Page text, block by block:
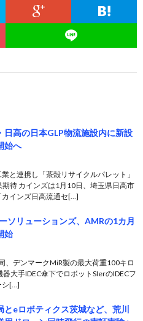
日高の日本GLP物流施設内に新設
始へ
と連携し「茶殻リサイクルパレット」
待 カインズは1月10日、埼玉県日高市
インズ日高流通セ[…]
ソリューションズ、AMRの1カ月
始
、デンマークMiR製の最大荷重100キロ
大手IDEC傘下でロボットSIerのIDECフ
シ[…]
とeロボティクス茨城など、荒川